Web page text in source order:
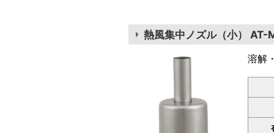
熱風集中ノズル（小） AT-
溶解